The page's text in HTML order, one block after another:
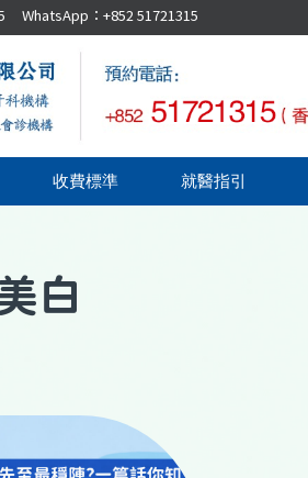
WhatsApp：+852 51721315
收費標準 就醫指引
白